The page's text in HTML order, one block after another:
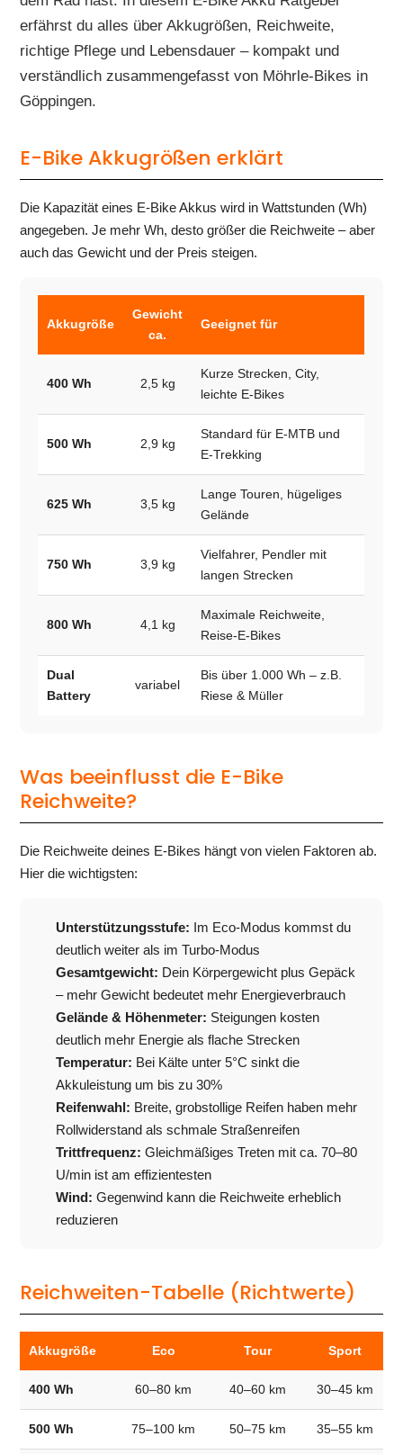
erfährst du alles über Akkugrößen, Reichweite,
richtige Pflege und Lebensdauer – kompakt und
verständlich zusammengefasst von Möhrle-Bikes in
Göppingen.
E-Bike Akkugrößen erklärt
Die Kapazität eines E-Bike Akkus wird in Wattstunden (Wh)
angegeben. Je mehr Wh, desto größer die Reichweite – aber
auch das Gewicht und der Preis steigen.
Akkugröße
Gewicht
ca.
Geeignet für
400 Wh 2,5 kg
Kurze Strecken, City,
leichte E-Bikes
500 Wh 2,9 kg
Standard für E-MTB und
E-Trekking
625 Wh 3,5 kg
Lange Touren, hügeliges
Gelände
750 Wh 3,9 kg
Vielfahrer, Pendler mit
langen Strecken
800 Wh 4,1 kg
Maximale Reichweite,
Reise-E-Bikes
Dual
Battery
variabel
Bis über 1.000 Wh – z.B.
Riese & Müller
Was beeinflusst die E-Bike
Reichweite?
Die Reichweite deines E-Bikes hängt von vielen Faktoren ab.
Hier die wichtigsten:
Unterstützungsstufe: Im Eco-Modus kommst du
deutlich weiter als im Turbo-Modus
Gesamtgewicht: Dein Körpergewicht plus Gepäck
– mehr Gewicht bedeutet mehr Energieverbrauch
Gelände & Höhenmeter: Steigungen kosten
deutlich mehr Energie als flache Strecken
Temperatur: Bei Kälte unter 5°C sinkt die
Akkuleistung um bis zu 30%
Reifenwahl: Breite, grobstollige Reifen haben mehr
Rollwiderstand als schmale Straßenreifen
Trittfrequenz: Gleichmäßiges Treten mit ca. 70–80
U/min ist am effizientesten
Wind: Gegenwind kann die Reichweite erheblich
reduzieren
Reichweiten-Tabelle (Richtwerte)
Akkugröße Eco Tour Sport
400 Wh 60–80 km 40–60 km 30–45 km
500 Wh 75–100 km 50–75 km 35–55 km